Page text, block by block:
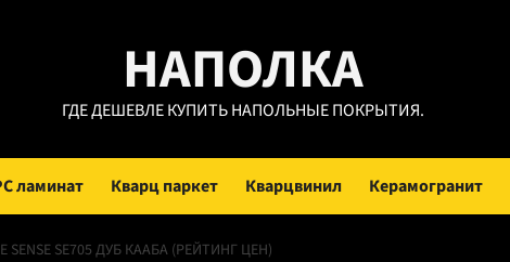
НАПОЛКА
ГДЕ ДЕШЕВЛЕ КУПИТЬ НАПОЛЬНЫЕ ПОКРЫТИЯ.
ламинат Кварц паркет Кварцвинил Керамогранит
SE705 ДУБ КААБА (РЕЙТИНГ ЦЕН)